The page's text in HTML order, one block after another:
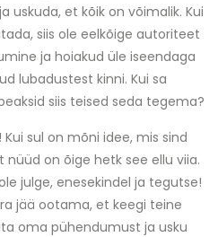
uskuda, et kõik on võimalik. Kui
siis ole eelkõige autoriteet
ja hoiakud üle iseendaga
lubadustest kinni. Kui sa
siis teised seda tegema?
sul on mõni idee, mis sind
on õige hetk see ellu viia.
julge, enesekindel ja tegutse!
jää ootama, et keegi teine
oma pühendumust ja usku